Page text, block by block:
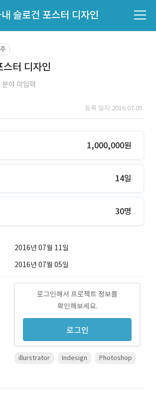
슬로건 포스터 디자인
터 디자인
분야 미입력
등록 일자 2016.07.05.
1,000,000원
14일
30명
2016년 07월 11일
2016년 07월 05일
로그인해서 프로젝트 정보를
확인해보세요.
로그인
illurstrator Indesign Photoshop